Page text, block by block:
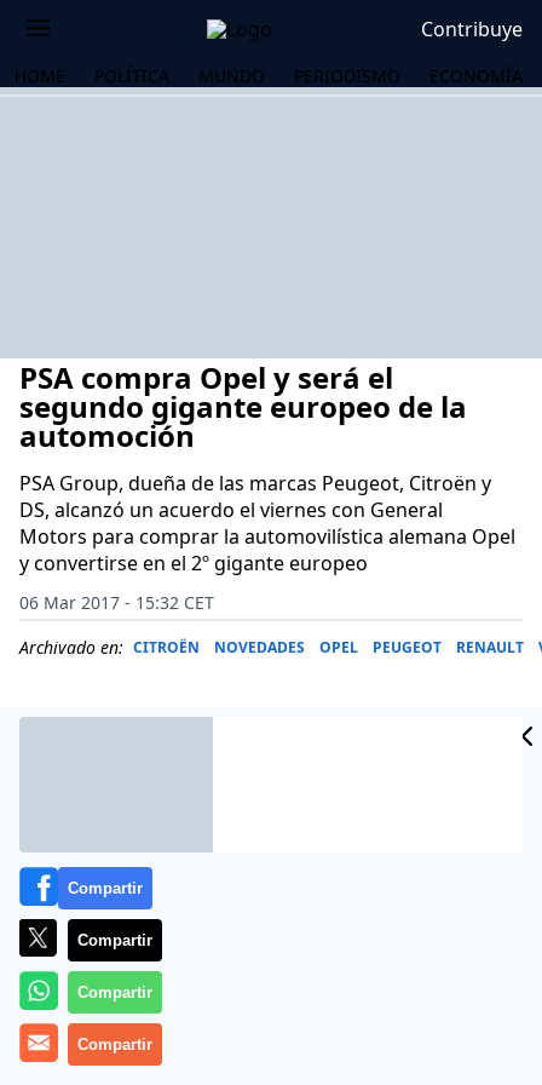
Contribuye
HOME POLÍTICA MUNDO PERIODISMO ECONOMÍA
PSA compra Opel y será el
segundo gigante europeo de la
automoción
PSA Group, dueña de las marcas Peugeot, Citroën y
DS, alcanzó un acuerdo el viernes con General
Motors para comprar la automovilística alemana Opel
y convertirse en el 2º gigante europeo
06 Mar 2017 - 15:32 CET
Archivado en: CITROËN NOVEDADES OPEL PEUGEOT RENAULT
El grupo francés y
sábado una conferencia de prensa en la sede central
Compartir
Compartir
Compartir
Compartir